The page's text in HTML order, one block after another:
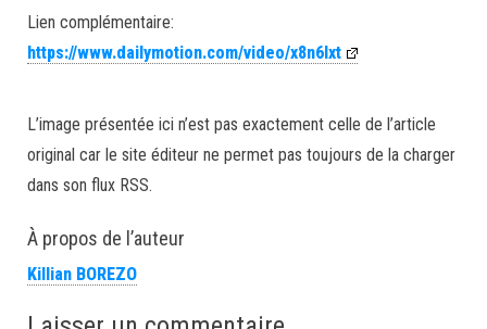
Lien complémentaire:
https://www.dailymotion.com/video/x8n6lxt
L’image présentée ici n’est pas exactement celle de l’article
original car le site éditeur ne permet pas toujours de la charger
dans son flux RSS.
À propos de l’auteur
Killian BOREZO